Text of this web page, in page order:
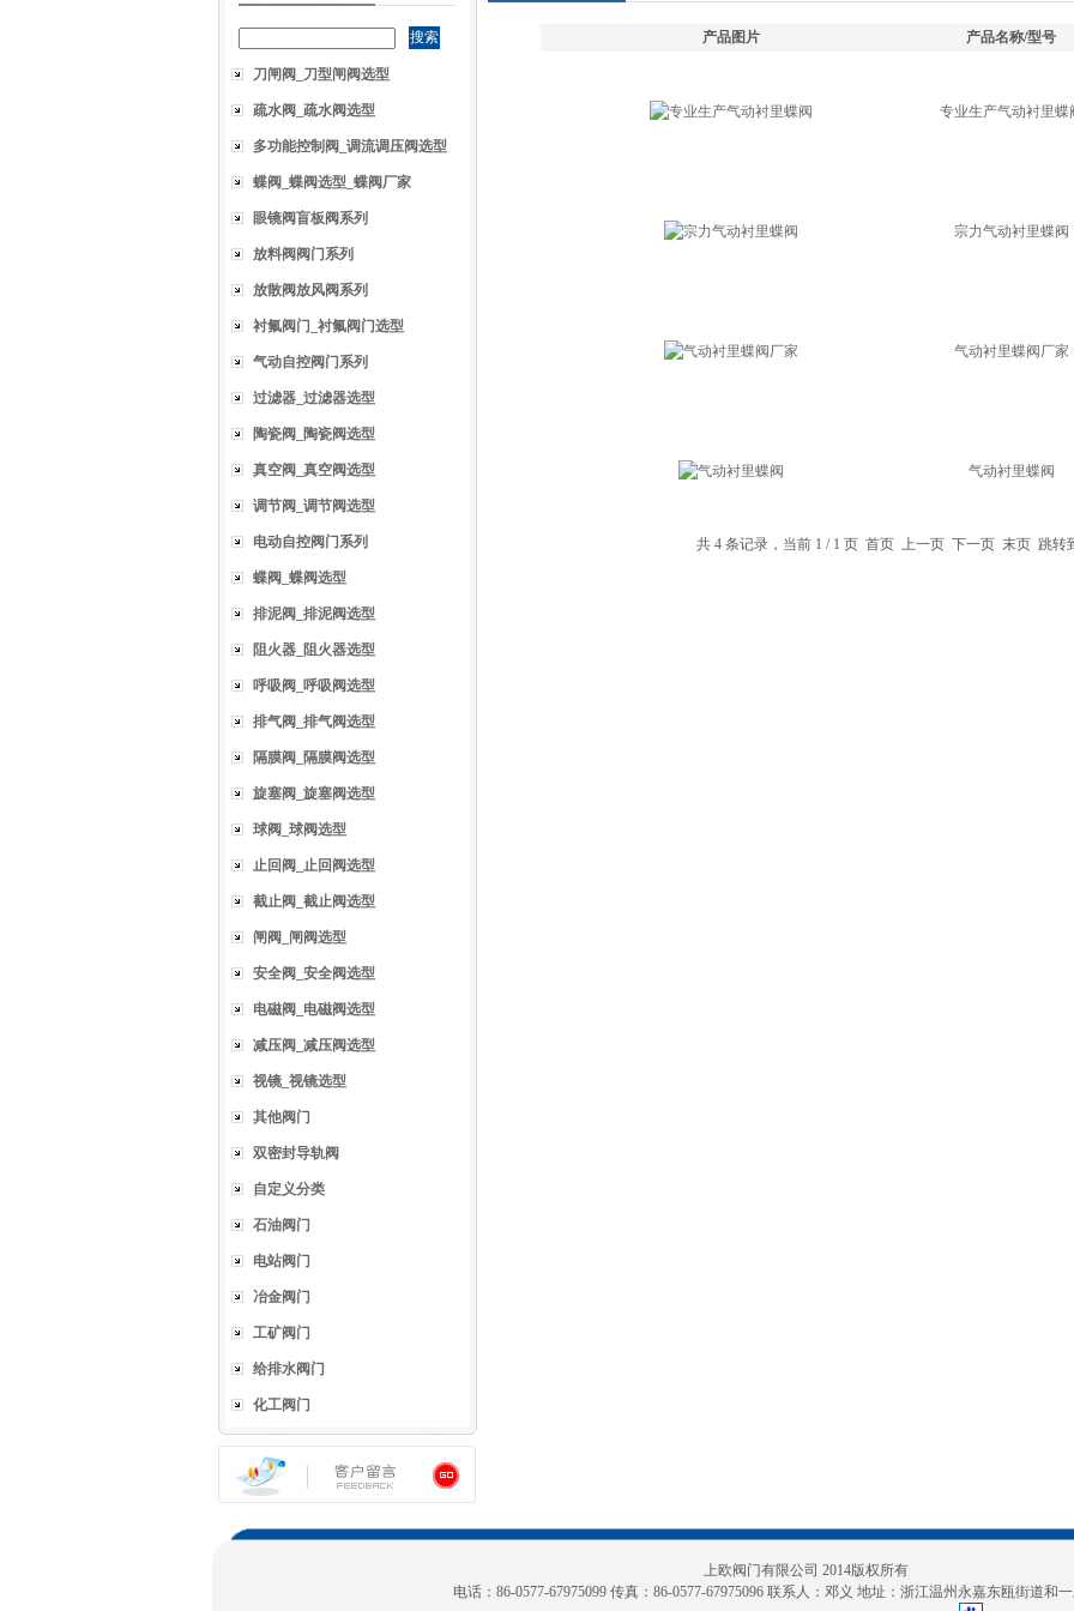
刀闸阀_刀型闸阀选型
疏水阀_疏水阀选型
多功能控制阀_调流调压阀选型
蝶阀_蝶阀选型_蝶阀厂家
眼镜阀盲板阀系列
放料阀阀门系列
放散阀放风阀系列
衬氟阀门_衬氟阀门选型
气动自控阀门系列
过滤器_过滤器选型
陶瓷阀_陶瓷阀选型
真空阀_真空阀选型
调节阀_调节阀选型
电动自控阀门系列
蝶阀_蝶阀选型
排泥阀_排泥阀选型
阻火器_阻火器选型
呼吸阀_呼吸阀选型
排气阀_排气阀选型
隔膜阀_隔膜阀选型
旋塞阀_旋塞阀选型
球阀_球阀选型
止回阀_止回阀选型
截止阀_截止阀选型
闸阀_闸阀选型
安全阀_安全阀选型
电磁阀_电磁阀选型
减压阀_减压阀选型
视镜_视镜选型
其他阀门
双密封导轨阀
自定义分类
石油阀门
电站阀门
冶金阀门
工矿阀门
给排水阀门
化工阀门
产品图片 产品名称/型号
专业生产气动衬里蝶
宗力气动衬里蝶阀
气动衬里蝶阀厂家
气动衬里蝶阀
共 4 条记录，当前 1 / 1 页 首页 上一页 下一页 末页 跳转
上欧阀门有限公司 2014版权所有
电话：86-0577-67975099 传真：86-0577-67975096 联系人： 邓义 地址：浙江温州永嘉东瓯街道和